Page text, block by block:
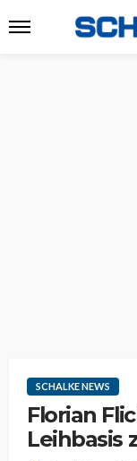
SCHALKE NEWS
Florian
Leihbasis